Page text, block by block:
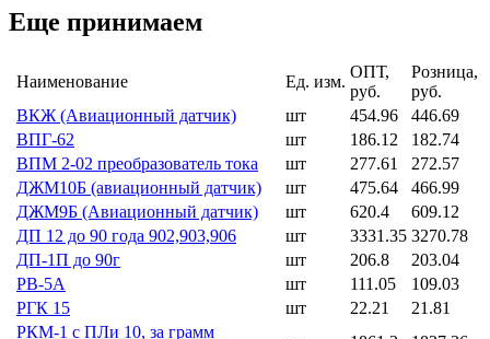
Еще принимаем
Наименование Ед. изм.
ОПТ,
руб.
Розница,
руб.
ВКЖ (Авиационный датчик)
шт 454.96
446.69
ВПГ-62
шт 186.12
182.74
ВПМ 2-02 преобразователь тока
шт 277.61
272.57
ДЖМ10Б (авиационный датчик)
шт 475.64
466.99
ДЖМ9Б (Авиационный датчик)
шт 620.4
609.12
ДП 12 до 90 года 902,903,906
шт 3331.35 3270.78
ДП-1П до 90г
шт 206.8
203.04
РВ-5А
шт 111.05
109.03
РГК 15
шт 22.21
21.81
РКМ-1 с ПЛи 10, за грамм